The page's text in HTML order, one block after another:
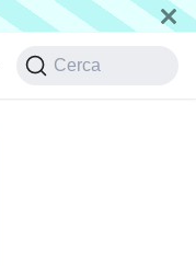
Cerca